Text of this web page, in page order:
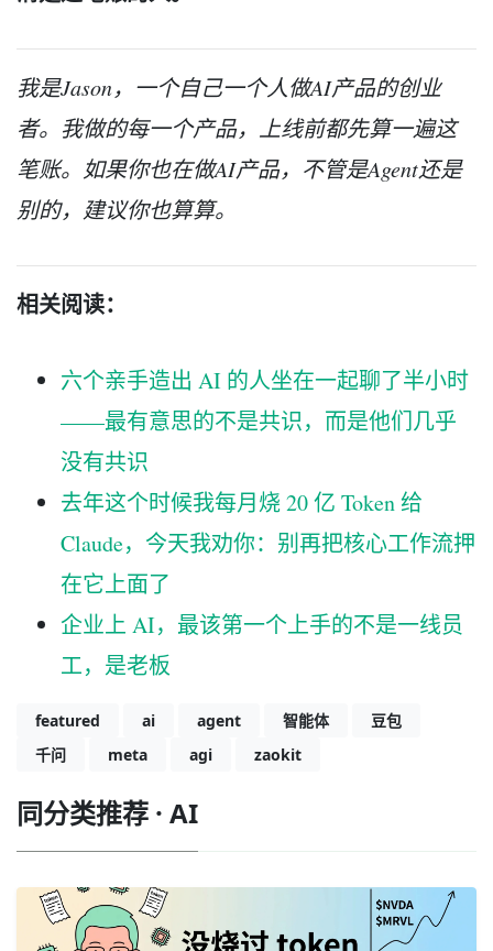
我是Jason，一个自己一个人做AI产品的创业
者。我做的每一个产品，上线前都先算一遍这
笔账。如果你也在做AI产品，不管是Agent还是
别的，建议你也算算。
相关阅读：
六个亲手造出 AI 的人坐在一起聊了半小时
——最有意思的不是共识，而是他们几乎
没有共识
去年这个时候我每月烧 20 亿 Token 给
Claude，今天我劝你：别再把核心工作流押
在它上面了
企业上 AI，最该第一个上手的不是一线员
工，是老板
featured ai agent 智能体
豆包
千问
meta agi zaokit
同分类推荐 · AI